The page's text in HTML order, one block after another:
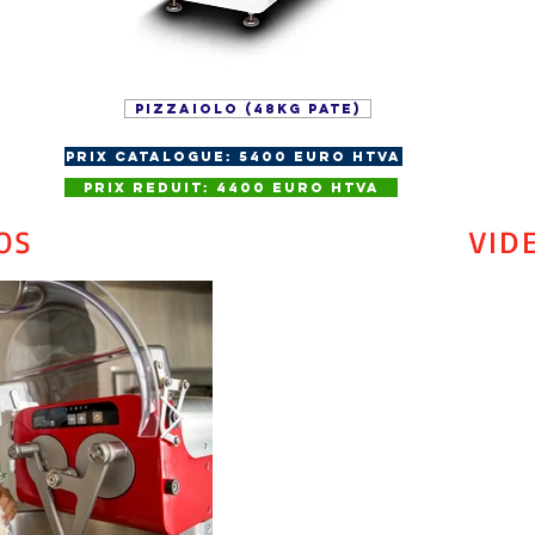
PIZZAIOLO (48kg pate)
Prix Catalogue: 5400 euro HTVA
Prix Reduit: 4400 euro HTVA